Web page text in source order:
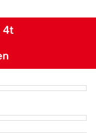
4t